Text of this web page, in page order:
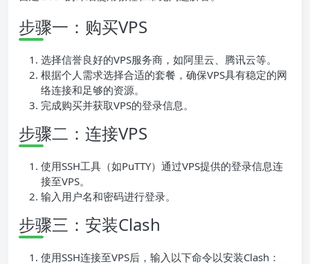
步骤一：购买VPS
选择信誉良好的VPS服务商，如阿里云、腾讯云等。
根据个人需求选择合适的套餐，确保VPS具有稳定的网
络连接和足够的资源。
完成购买并获取VPS的登录信息。
步骤二：连接VPS
使用SSH工具（如PuTTY）通过VPS提供的登录信息连
接至VPS。
输入用户名和密码进行登录。
步骤三：安装Clash
使用SSH连接至VPS后，输入以下命令以安装Clash：